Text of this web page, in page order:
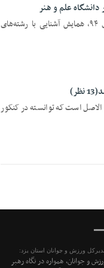
علم و هنر
با توجه به نزديكي آخرين روزهاي انتخاب رشته کنکور سراسری ۹۴، همایش آشنایی با رشته‌های
است که توانسته در کنکور
ورزش و جوانان استان یزد:
و جوانان، همواره در نگاه رهبر